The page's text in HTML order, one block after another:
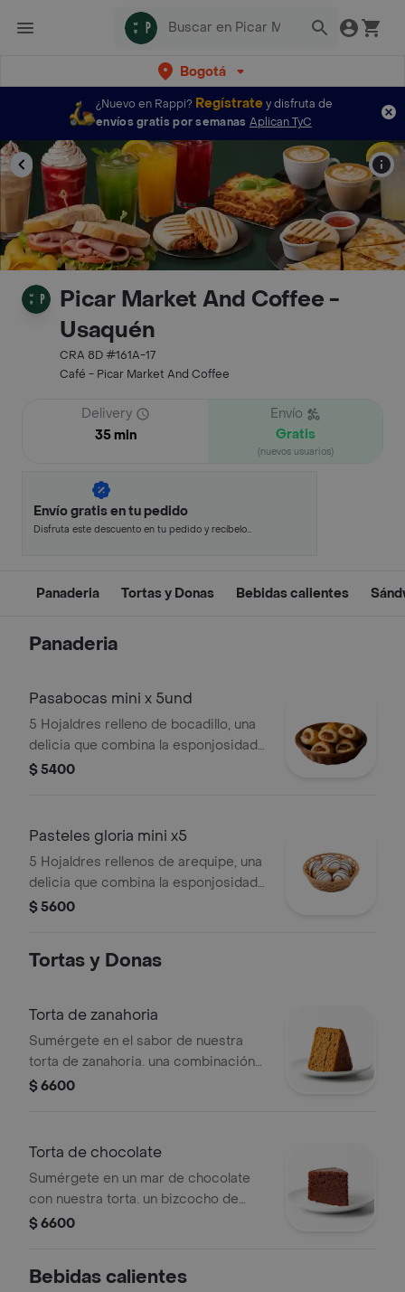
Bogotá
¿Nuevo en Rappi? Regístratey disfruta de
envíos gratis por semanas Aplican TyC
Picar Market And Coffee -
Usaquén
CRA 8D #161A-17
Café - Picar Market And Coffee
Delivery
35 min
Envío
Gratis
(nuevos usuarios)
Envío gratis en tu pedido
Disfruta este descuento en tu pedido y recíbelo
Panaderia Tortas y Donas Bebidas calientes
Panaderia
Pasabocas mini x 5und
5 Hojaldres relleno de bocadillo, una
delicia que combina la esponjosidad
de la masa hojaldrada con el sabor
$ 5400
Pasteles gloria mini x5
5 Hojaldres rellenos de arequipe, una
delicia que combina la esponjosidad
de la masa hojaldrada con el sabor
$ 5600
Tortas y Donas
Torta de zanahoria
Sumérgete en el sabor de nuestra
torta de zanahoria. una combinación
perfecta de especias cálidas,
suave y cremoso.
$ 6600
Torta de chocolate
Sumérgete en un mar de chocolate
con nuestra torta. un bizcocho de
chocolate intenso, relleno de un
almendras laminadas. una experiencia
$ 6600
Bebidas calientes